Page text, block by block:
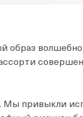
образ
Мы привыкли